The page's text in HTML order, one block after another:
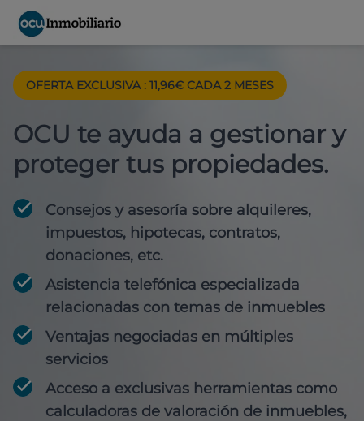
OFERTA EXCLUSIVA : 11,96€ CADA 2 MESES
OCU te ayuda a gestionar y
proteger tus propiedades.
Consejos y asesoría sobre alquileres,
impuestos, hipotecas, contratos,
donaciones, etc.
Asistencia telefónica especializada
relacionadas con temas de inmuebles
Ventajas negociadas en múltiples
servicios
Acceso a exclusivas herramientas como
calculadoras de valoración de inmuebles,